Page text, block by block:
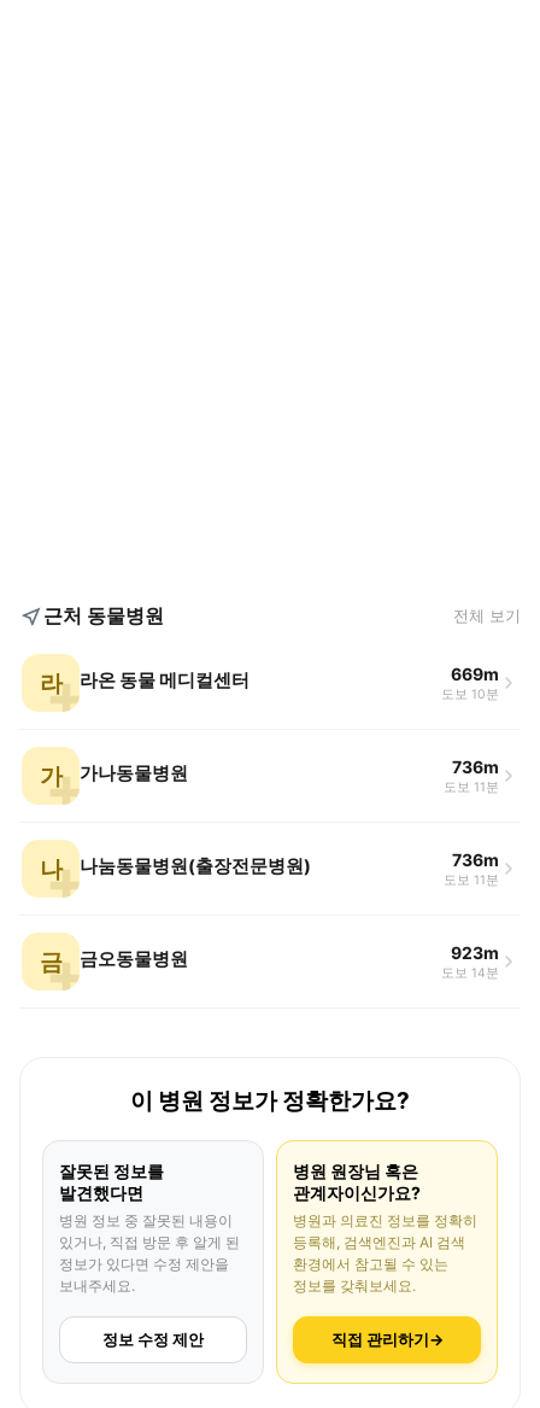
근처 동물병원 전체 보기
라 라온 동물 메디컬센터 669m
도보 10분
가 가나동물병원 736m
도보 11분
나 나눔동물병원(출장전문병원) 736m
도보 11분
금 금오동물병원 923m
도보 14분
이 병원 정보가 정확한가요?
잘못된 정보를
발견했다면
병원 정보 중 잘못된 내용이
있거나, 직접 방문 후 알게 된
정보가 있다면 수정 제안을
보내주세요.
정보 수정 제안
병원 원장님 혹은
관계자이신가요?
병원과 의료진 정보를 정확히
등록해, 검색엔진과 AI 검색
환경에서 참고될 수 있는
정보를 갖춰보세요.
직접 관리하기→